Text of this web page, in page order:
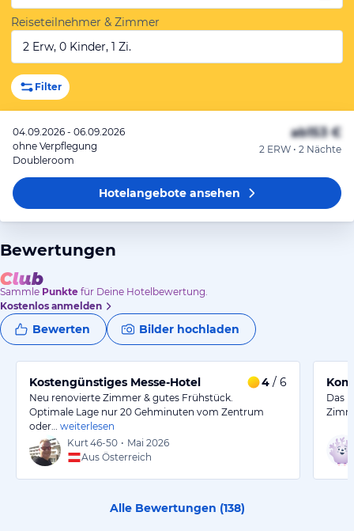
Reiseteilnehmer & Zimmer
2 Erw, 0 Kinder, 1 Zi.
Filter
04.09.2026 - 06.09.2026
ohne Verpflegung
Doubleroom
ab153 €
2 ERW • 2 Nächte
Hotelangeboteansehen
Bewertungen
Sammle Punkte für Deine Hotelbewertung.
Kostenlos anmelden
Bewerten Bilder hochladen
Kostengünstiges Messe-Hotel 4 / 6
Neu renovierte Zimmer & gutes Frühstück.
Optimale Lage nur 20 Gehminuten vom Zentrum
oder…
weiterlesen
Kurt 46-50 • Mai 2026
Aus Österreich
Das
Alle Bewertungen (138)